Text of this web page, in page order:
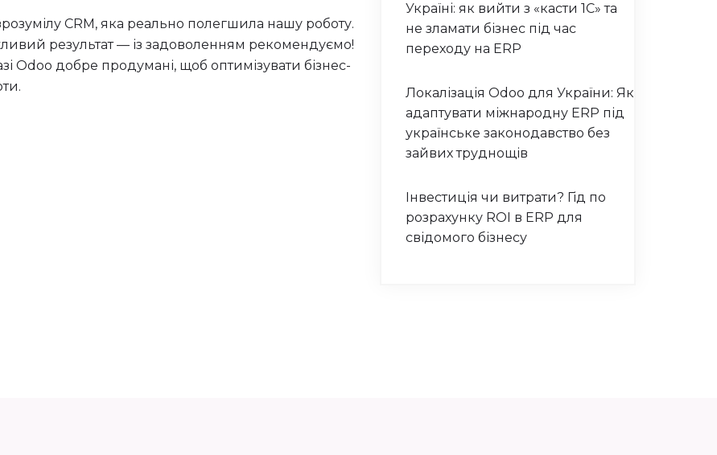
CRM, яка реально полегшила нашу роботу.
результат — із задоволенням рекомендуємо!
Odoo добре продумані, щоб оптимізувати бізнес-
Україні: як вийти з «касти 1С» та
не зламати бізнес під час
переходу на ERP
Локалізація Odoo для України: Як
адаптувати міжнародну ERP під
українське законодавство без
зайвих труднощів
Інвестиція чи витрати? Гід по
розрахунку ROI в ERP для
свідомого бізнесу